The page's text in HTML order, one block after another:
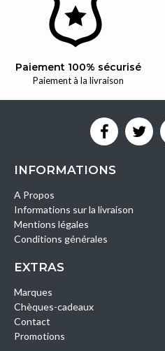
Paiement 100% sécurisé
Paiement à la livraison
INFORMATIONS
A Propos
Informations sur la livraison
Mentions légales
Conditions générales
EXTRAS
Marques
Chèques-cadeaux
Contact
Promotions